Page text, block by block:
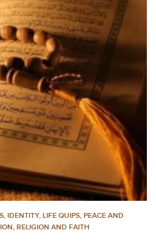
, IDENTITY, LIFE QUIPS, PEACE AND
, RELIGION AND FAITH